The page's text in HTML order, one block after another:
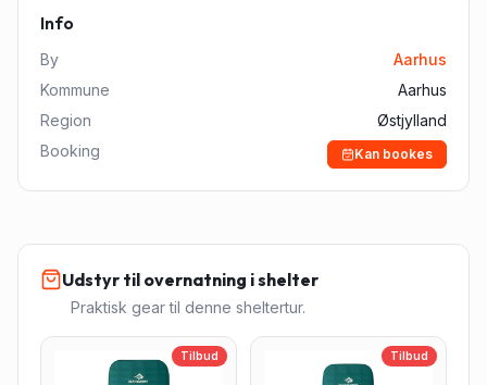
Info
By
Aarhus
Kommune
Aarhus
Region
Østjylland
Booking
Kan bookes
Udstyr til overnatning i shelter
Praktisk gear til denne sheltertur.
Tilbud Tilbud